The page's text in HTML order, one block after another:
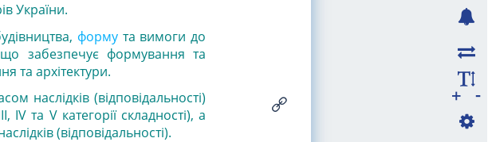
України.
форму та вимоги до
забезпечує формування та
та архітектури.
наслідків (відповідальності)
та V категорії складності), а
(відповідальності).
-
+